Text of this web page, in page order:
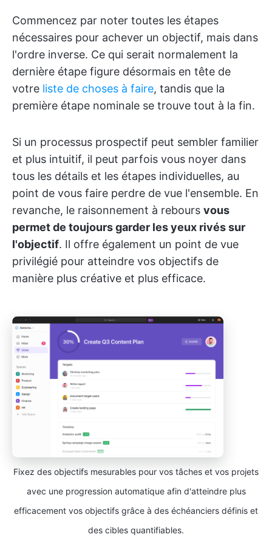
Commencez par noter toutes les étapes
nécessaires pour achever un objectif, mais dans
l'ordre inverse. Ce qui serait normalement la
dernière étape figure désormais en tête de
votre liste de choses à faire, tandis que la
première étape nominale se trouve tout à la fin.
Si un processus prospectif peut sembler familier
et plus intuitif, il peut parfois vous noyer dans
tous les détails et les étapes individuelles, au
point de vous faire perdre de vue l'ensemble. En
revanche, le raisonnement à rebours vous
permet de toujours garder les yeux rivés sur
l'objectif. Il offre également un point de vue
privilégié pour atteindre vos objectifs de
manière plus créative et plus efficace.
Fixez des objectifs mesurables pour vos tâches et vos projets
avec une progression automatique afin d'atteindre plus
efficacement vos objectifs grâce à des échéanciers définis et
des cibles quantifiables.